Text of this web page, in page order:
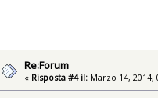
Re:Forum
« Risposta #4 il: Marzo 14, 2014,